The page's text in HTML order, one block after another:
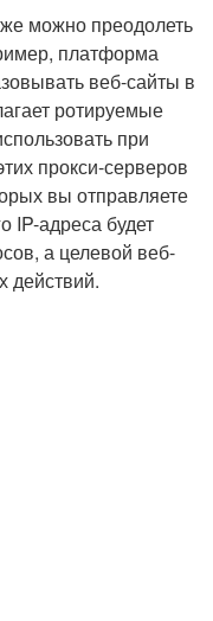
можно преодолеть
платформа
веб-сайты в
ротируемые
при
прокси-серверов
вы отправляете
IP-адреса будет
а целевой веб-
действий.